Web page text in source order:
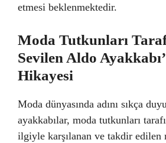
etmesi beklenmektedir.
Moda Tutkunları
Sevilen Aldo
Hikayesi
Moda dünyasında adını sıkça
ayakkabılar, moda tutkunları
ilgiyle karşılanan ve takdir edilen